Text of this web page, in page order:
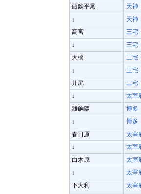
西鉄平尾
天神
↓
天神
高宮
三宅
↓
三宅
大橋
三宅
↓
三宅
井尻
三宅
↓
太宰
雑餉隈
博多
↓
博多
春日原
太宰
↓
太宰
白木原
太宰
↓
太宰
下大利
太宰